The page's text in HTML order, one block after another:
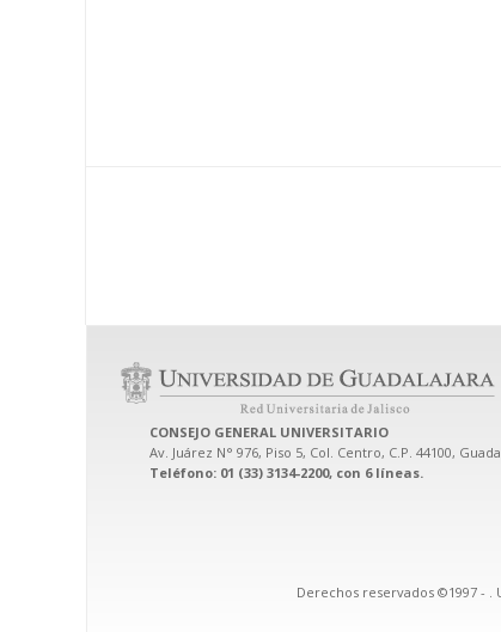
CONSEJO GENERAL UNIVERSITARIO
Av. Juárez N° 976, Piso 5, Col. Centro, C.P. 44100,
Teléfono: 01 (33) 3134-2200, con 6 líneas.
Derechos reservados ©1997 -